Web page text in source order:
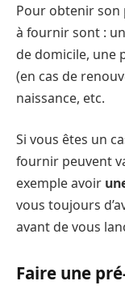
Pour obtenir son
à fournir sont :
de domicile, une
(en cas de
naissance, etc.
Si vous êtes un
fournir peuvent
exemple avoir
vous toujours
avant de vous
Faire une